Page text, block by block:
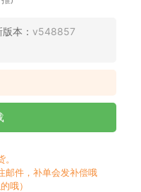
本： v548857
邮件，补单会发补偿哦
哦）